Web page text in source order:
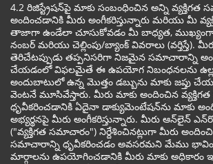
4.2 రిజిస్ట్రేషన్‌పై మాకు సంబంధించిన అన్ని
అందించడానికి మీరు అంగీకరిస్తున్నారు మరియు మీ
తాజాగా ఉండేలా చూసుకోవడం మీ బాధ్యత,
నంబర్ మరియు చెల్లింపు/బ్యాంక్ వివరాలు (వర్తిస్తే).
తెరిచేటప్పుడు తప్పనిసరిగా నిజమైన సమాచారాన్ని
చేయడంలో విఫలమైతే ఈ ఉపయోగ నిబంధనలను
అందుబాటులో ఉన్న మొత్తం డబ్బును మాకు జప్తు
వెంటనే మూసివేస్తారు. మీరు మాకు అందించిన
ధృవీకరించడానికి ఏదైనా డాక్యుమెంటేషన్‌ను మాకు
అభ్యర్థనపై మీరు అంగీకరిస్తున్నారు. మీరు ఆన్‌లైన్
("వ్యక్తిగత సమాచారం") నిర్దేశించినట్లుగా మీరు
సమాచారాన్ని ధృవీకరించడం అవసరమని మేము
మార్గాలను ఉపయోగించడానికి మీరు మాకు అధికారం